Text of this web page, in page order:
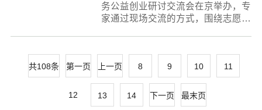
务公益创业研讨交流会在京举办，专
家通过现场交流的方式，围绕志愿服
和互动讨论。研讨交流会同步进行了
网络直播。团中央青年...
共108条 第一页 上一页 8 9 10 11
12 13 14 下一页 最末页